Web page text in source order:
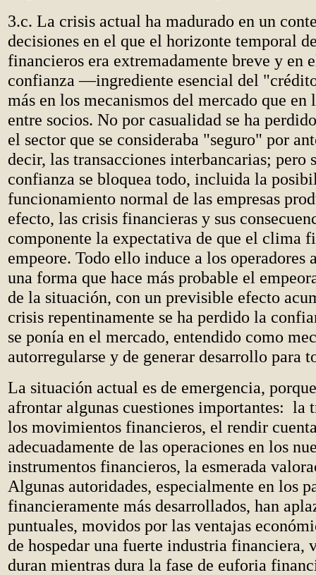
3.c. La crisis actual ha madurado en un
decisiones en el que el horizonte temporal
financieros era extremadamente breve y en
confianza —ingrediente esencial del
más en los mecanismos del mercado que en
entre socios. No por casualidad se ha
el sector que se consideraba "seguro" por
decir, las transacciones interbancarias; pero
confianza se bloquea todo, incluida la
funcionamiento normal de las empresas
efecto, las crisis financieras y sus
componente la expectativa de que el clima
empeore. Todo ello induce a los operadores
una forma que hace más probable el
de la situación, con un previsible efecto
crisis repentinamente se ha perdido la
se ponía en el mercado, entendido como
autorregularse y de generar desarrollo para
La situación actual es de emergencia,
afrontar algunas cuestiones importantes: la
los movimientos financieros, el rendir
adecuadamente de las operaciones en los
instrumentos financieros, la esmerada
Algunas autoridades, especialmente en los
financieramente más desarrollados, han
puntuales, movidos por las ventajas
de hospedar una fuerte industria financiera,
duran mientras dura la fase de euforia